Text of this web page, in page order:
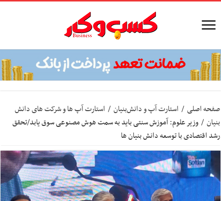
صفحه اصلی / استارت آپ‌ و دانش‌بنیان‌ / استارت آپ ها و شرکت های دانش
بنیان / وزیر علوم: آموزش سنتی باید به سمت هوش مصنوعی سوق یابد/تحقق
رشد اقتصادی با توسعه دانش بنیان ها